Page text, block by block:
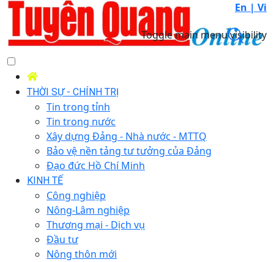
En | Vi
Toggle main menu visibility
THỜI SỰ - CHÍNH TRỊ
Tin trong tỉnh
Tin trong nước
Xây dựng Đảng - Nhà nước - MTTQ
Bảo vệ nền tảng tư tưởng của Đảng
Đạo đức Hồ Chí Minh
KINH TẾ
Công nghiệp
Nông-Lâm nghiệp
Thương mại - Dịch vụ
Đầu tư
Nông thôn mới